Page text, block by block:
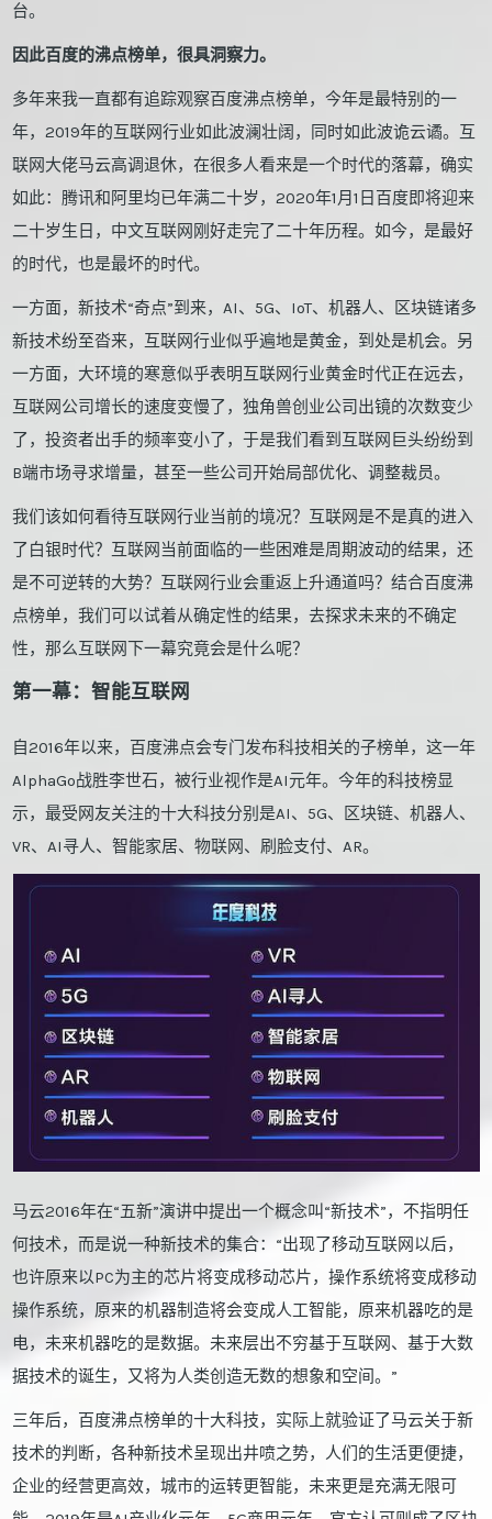
台。
因此百度的沸点榜单，很具洞察力。
多年来我一直都有追踪观察百度沸点榜单，今年是最特别的一
年，2019年的互联网行业如此波澜壮阔，同时如此波诡云谲。互
联网大佬马云高调退休，在很多人看来是一个时代的落幕，确实
如此：腾讯和阿里均已年满二十岁，2020年1月1日百度即将迎来
二十岁生日，中文互联网刚好走完了二十年历程。如今，是最好
的时代，也是最坏的时代。
一方面，新技术“奇点”到来，AI、5G、IoT、机器人、区块链诸多
新技术纷至沓来，互联网行业似乎遍地是黄金，到处是机会。另
一方面，大环境的寒意似乎表明互联网行业黄金时代正在远去，
互联网公司增长的速度变慢了，独角兽创业公司出镜的次数变少
了，投资者出手的频率变小了，于是我们看到互联网巨头纷纷到
B端市场寻求增量，甚至一些公司开始局部优化、调整裁员。
我们该如何看待互联网行业当前的境况？互联网是不是真的进入
了白银时代？互联网当前面临的一些困难是周期波动的结果，还
是不可逆转的大势？互联网行业会重返上升通道吗？结合百度沸
点榜单，我们可以试着从确定性的结果，去探求未来的不确定
性，那么互联网下一幕究竟会是什么呢？
第一幕：智能互联网
自2016年以来，百度沸点会专门发布科技相关的子榜单，这一年
AlphaGo战胜李世石，被行业视作是AI元年。今年的科技榜显
示，最受网友关注的十大科技分别是AI、5G、区块链、机器人、
VR、AI寻人、智能家居、物联网、刷脸支付、AR。
马云2016年在“五新”演讲中提出一个概念叫“新技术”，不指明任
何技术，而是说一种新技术的集合：“出现了移动互联网以后，
也许原来以PC为主的芯片将变成移动芯片，操作系统将变成移动
操作系统，原来的机器制造将会变成人工智能，原来机器吃的是
电，未来机器吃的是数据。未来层出不穷基于互联网、基于大数
据技术的诞生，又将为人类创造无数的想象和空间。”
三年后，百度沸点榜单的十大科技，实际上就验证了马云关于新
技术的判断，各种新技术呈现出井喷之势，人们的生活更便捷，
企业的经营更高效，城市的运转更智能，未来更是充满无限可